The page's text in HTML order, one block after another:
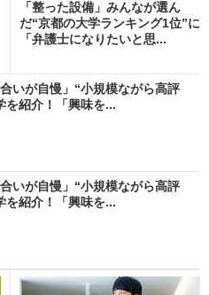
「整った設備」みんなが選ん
だ“京都の大学ランキング1位”に
「弁護士になりたいと思...
いが自慢」“小規模ながら高評
を紹介！「興味を...
いが自慢」“小規模ながら高評
を紹介！「興味を...